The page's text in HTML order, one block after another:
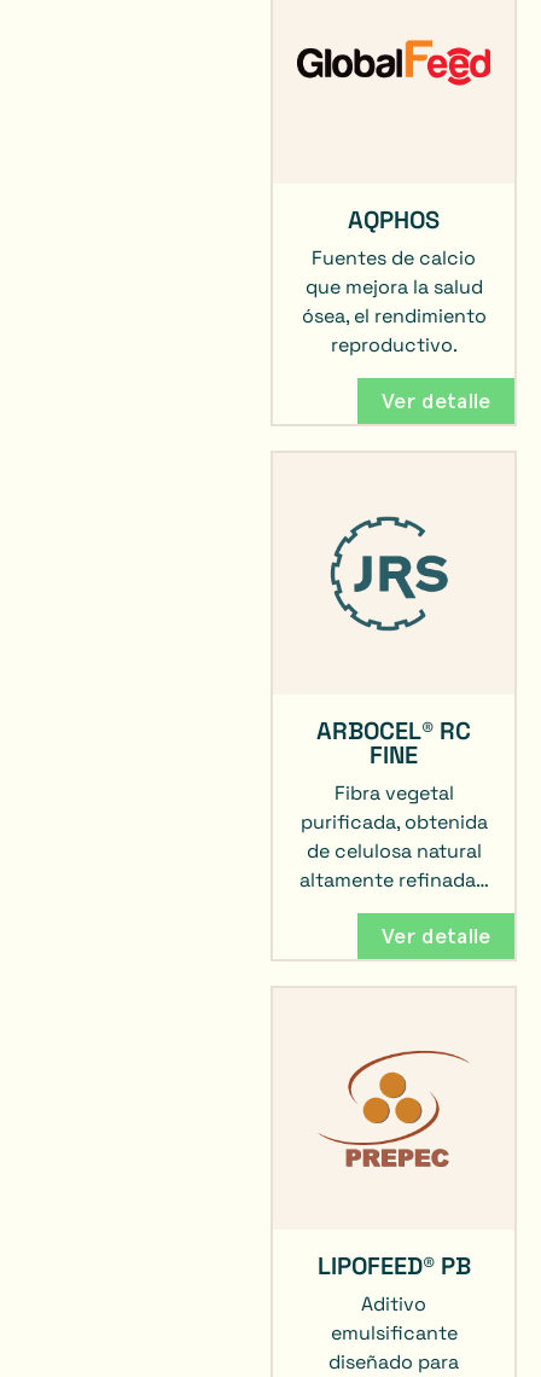
AQPHOS
Fuentes de calcio
que mejora la salud
ósea, el rendimiento
reproductivo.
Ver detalle
ARBOCEL® RC
FINE
Fibra vegetal
purificada, obtenida
de celulosa natural
altamente refinada…
Ver detalle
LIPOFEED® PB
Aditivo
emulsificante
diseñado para